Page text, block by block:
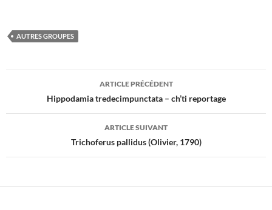
AUTRES GROUPES
ARTICLE PRÉCÉDENT
Hippodamia tredecimpunctata – ch’ti reportage
ARTICLE SUIVANT
Trichoferus pallidus (Olivier, 1790)